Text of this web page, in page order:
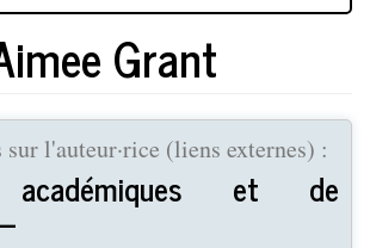
Grant
l'auteur·rice (liens externes) :
académiques et de